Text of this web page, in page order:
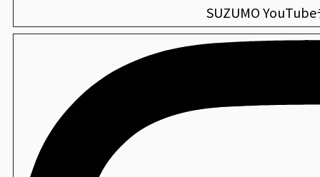
SUZUMO